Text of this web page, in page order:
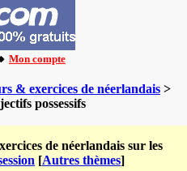
Mon compte
& exercices de néerlandais >
possessifs
de néerlandais sur les
[Autres thèmes]